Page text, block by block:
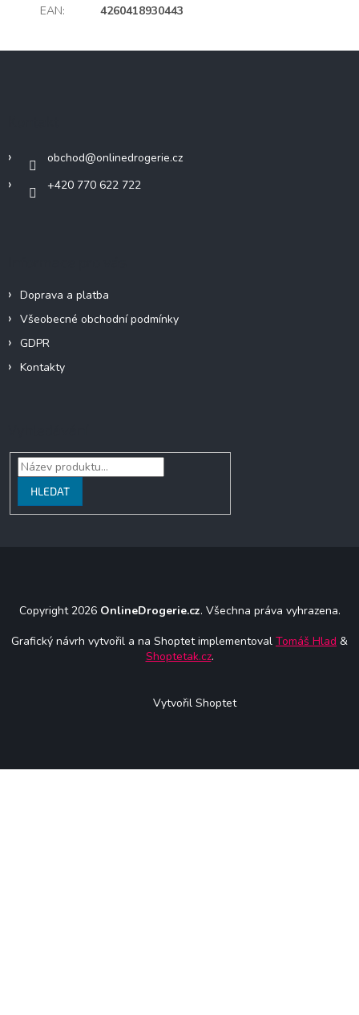
EAN: 4260418930443
obchod@onlinedrogerie.cz
+420 770 622 722
Doprava a platba
Všeobecné obchodní podmínky
GDPR
Kontakty
HLEDAT
Copyright 2026 OnlineDrogerie.cz. Všechna práva vyhrazena.
Grafický návrh vytvořil a na Shoptet implementoval Tomáš Hlad &
Shoptetak.cz.
Vytvořil Shoptet